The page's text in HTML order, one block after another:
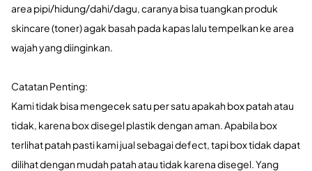
area pipi/hidung/dahi/dagu, caranya bisa tuangkan produk
skincare (toner) agak basah pada kapas lalu tempelkan ke area
wajah yang diinginkan.
Catatan Penting:
Kami tidak bisa mengecek satu per satu apakah box patah atau
tidak, karena box disegel plastik dengan aman. Apabila box
terlihat patah pasti kami jual sebagai defect, tapi box tidak dapat
dilihat dengan mudah patah atau tidak karena disegel. Yang